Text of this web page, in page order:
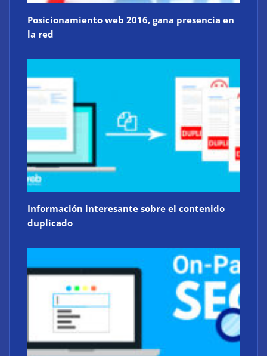
Posicionamiento web 2016, gana presencia en
la red
Información interesante sobre el contenido
duplicado